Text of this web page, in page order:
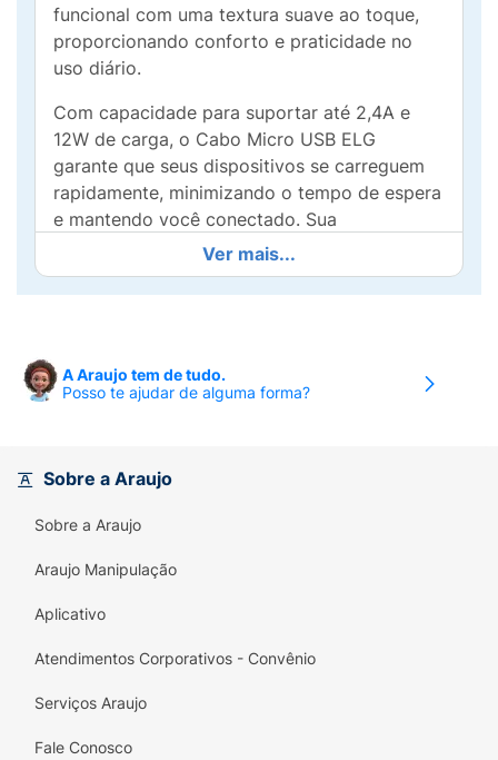
funcional com uma textura suave ao toque,
proporcionando conforto e praticidade no
uso diário.
Com capacidade para suportar até 2,4A e
12W de carga, o Cabo Micro USB ELG
garante que seus dispositivos se carreguem
rapidamente, minimizando o tempo de espera
e mantendo você conectado. Sua
durabilidade e resistência asseguram que ele
seja um aliado fiel nas suas rotinas de
trabalho ou lazer.
dispositivos, desde smartphones até tablets e
acessórios, este cabo é perfeito para quem
para que você possa manter sua área de
do seu carregamento. Escolha o Cabo Micro
USB ELG e experimente a combinação
Ver mais...
A Araujo tem de tudo.
Posso te ajudar de alguma forma?
Sobre a Araujo
Sobre a Araujo
Araujo Manipulação
Aplicativo
Atendimentos Corporativos - Convênio
Serviços Araujo
Fale Conosco